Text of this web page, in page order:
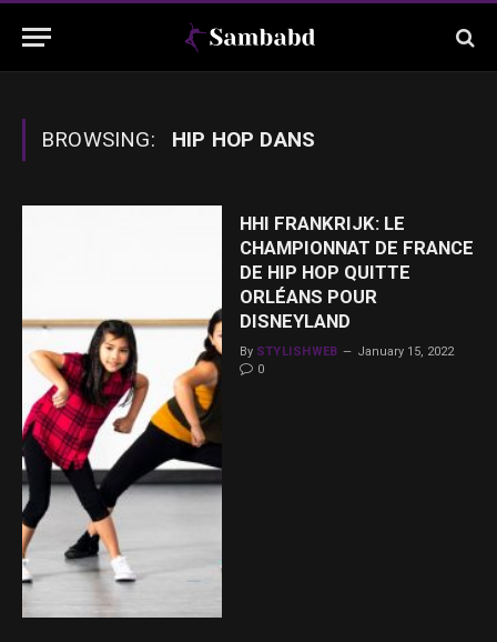
BROWSING: HIP HOP DANS
HHI FRANKRIJK: LE
CHAMPIONNAT DE FRANCE
DE HIP HOP QUITTE
ORLÉANS POUR
DISNEYLAND
By STYLISHWEB
January 15, 2022
0